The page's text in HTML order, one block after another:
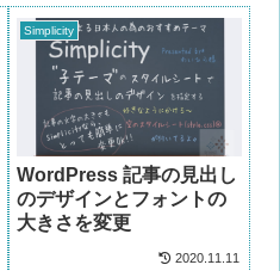
Simplicity
WordPress 記事の見出し
のデザインとフォントの
大きさを変更
2020.11.11